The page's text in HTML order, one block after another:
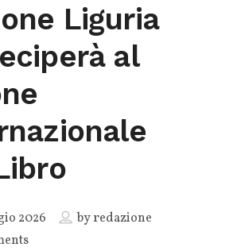
Liguria
al
2026 byredazione